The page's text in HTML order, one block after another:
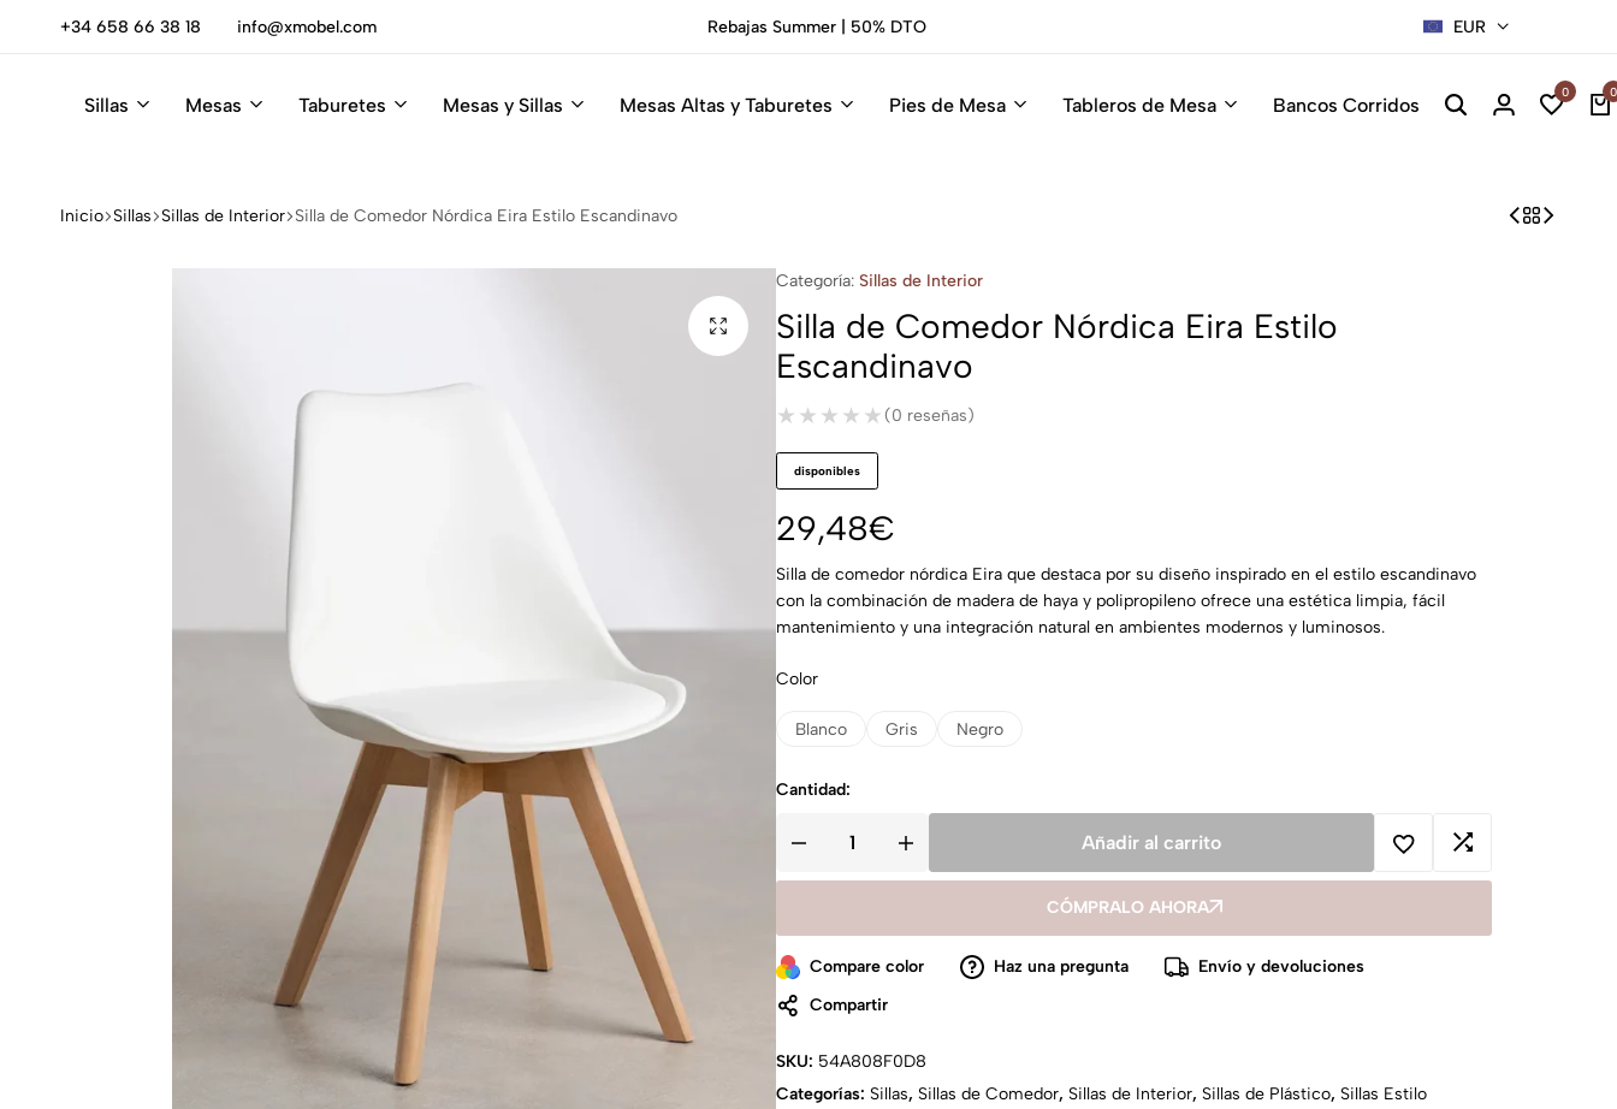
+34 658 66 38 18 info@xmobel.com Sillas Premium Hosteleria.Descúbrelas
EUR
Sillas Mesas Taburetes Mesas y Sillas Mesas Altas y Taburetes Pies de Mesa Tableros de Mesa Bancos Corridos
0 0
Inicio Sillas Sillas de Interior Silla de Comedor Nórdica Eira Estilo Escandinavo
Categoría: Sillas de Interior
Silla de Comedor Nórdica Eira Estilo
Escandinavo
★★★★★
★★★★★ (0 reseñas)
disponibles
29,48€
Silla de comedor nórdica Eira que destaca por su diseño inspirado en el estilo escandinavo
con la combinación de madera de haya y polipropileno ofrece una estética limpia, fácil
mantenimiento y una integración natural en ambientes modernos y luminosos.
Color
Blanco Gris Negro
Cantidad:
Añadir al carrito
CÓMPRALO AHORA
Compare color Haz una pregunta
Envío y devoluciones
Compartir
SKU: 54A808F0D8
Categorías: Sillas, Sillas de Comedor, Sillas de Interior, Sillas de Plástico, Sillas Estilo